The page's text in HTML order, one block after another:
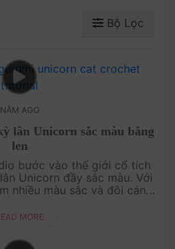
Bộ Lọc
AGO
lân Unicorn sắc màu bằng
len
bước vào thế giới cổ tích
Unicorn đầy sắc màu. Với
nhiều màu sắc và đôi cánh
hoặc v....
MORE